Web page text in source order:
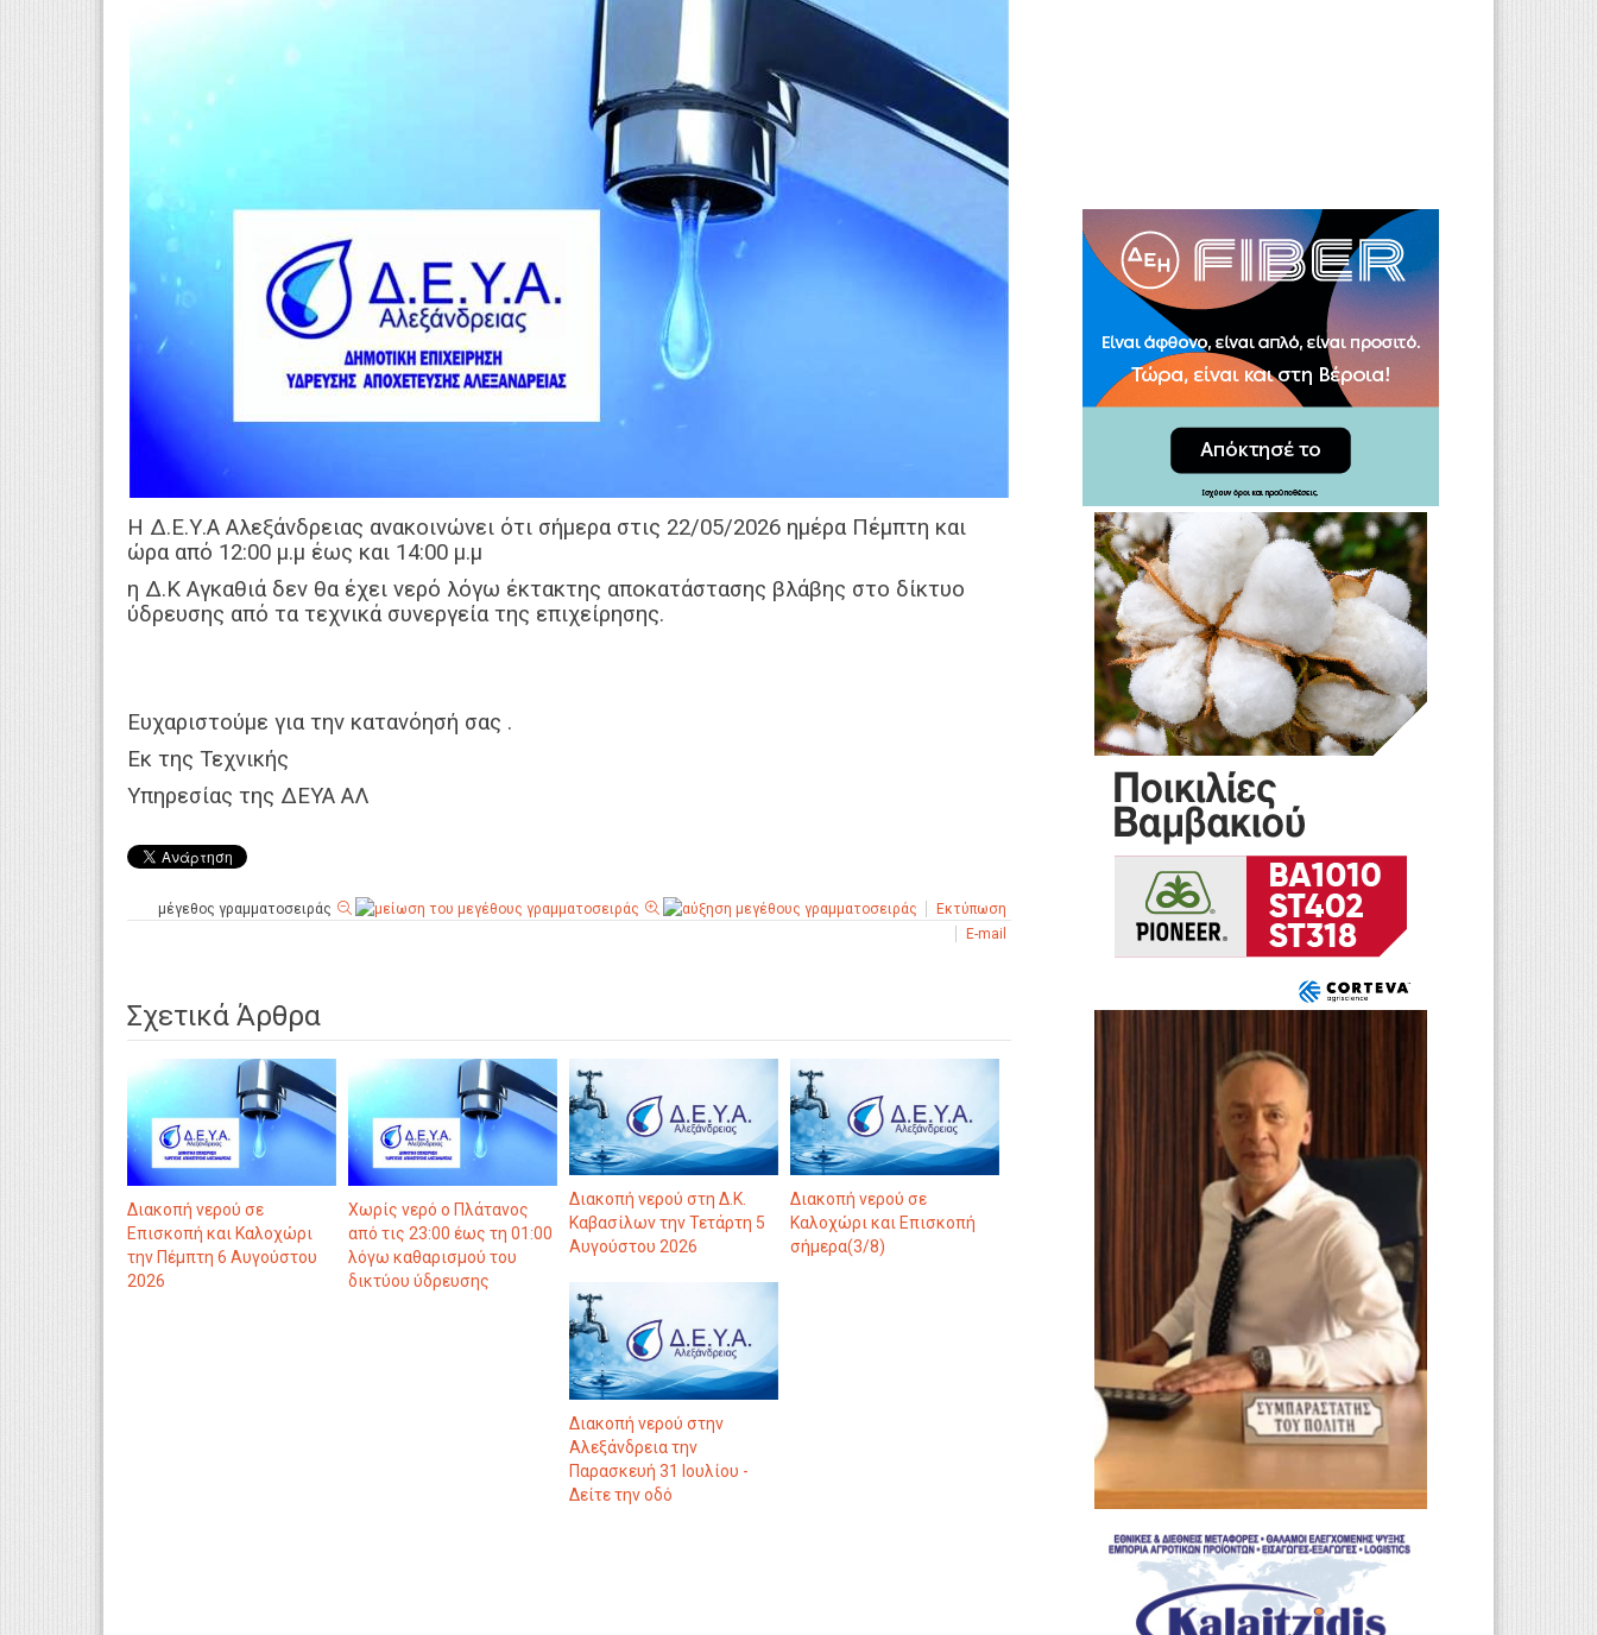
Η Δ.Ε.Υ.Α Αλεξάνδρειας ανακοινώνει ότι σήμερα στις 22/05/2026 ημέρα Πέμπτη και
ώρα από 12:00 μ.μ έως και 14:00 μ.μ
η Δ.Κ Αγκαθιά δεν θα έχει νερό λόγω έκτακτης αποκατάστασης βλάβης στο δίκτυο
ύδρευσης από τα τεχνικά συνεργεία της επιχείρησης.
Ευχαριστούμε για την κατανόησή σας .
Εκ της Τεχνικής
Υπηρεσίας της ΔΕΥΑ ΑΛ
μέγεθος γραμματοσειράς
Εκτύπωση
E-mail
Σχετικά Άρθρα
Διακοπή νερού σε
Επισκοπή και Καλοχώρι
την Πέμπτη 6 Αυγούστου
2026
Χωρίς νερό ο Πλάτανος
από τις 23:00 έως τη 01:00
λόγω καθαρισμού του
δικτύου ύδρευσης
Διακοπή νερού στη Δ.Κ.
Καβασίλων την Τετάρτη 5
Αυγούστου 2026
Διακοπή νερού σε
Καλοχώρι και Επισκοπή
σήμερα(3/8)
Διακοπή νερού στην
Αλεξάνδρεια την
Παρασκευή 31 Ιουλίου -
Δείτε την οδό